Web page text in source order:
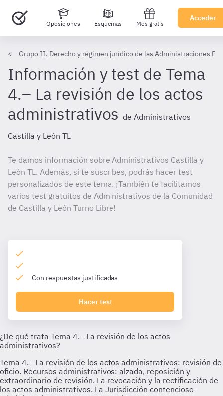
Oposiciones Esquemas Mes gratis
Acceder
Grupo II. Derecho y régimen jurídico de las Administraciones
Información y test de Tema
4.– La revisión de los actos
administrativos de Administrativos
Castilla y León TL
Te damos información sobre Administrativos Castilla y
León TL. Además, si te suscribes, podrás hacer test
personalizados de este tema. ¡También te facilitamos
varios test gratuitos de Administrativos de la Comunidad
de Castilla y León Turno Libre!
Con respuestas justificadas
Hacer test